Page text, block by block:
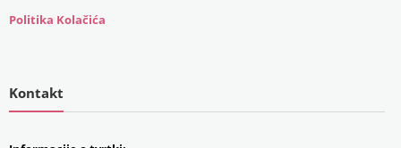
Politika Kolačića
Kontakt